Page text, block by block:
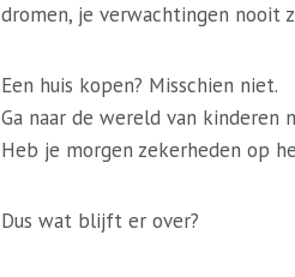
dromen, je verwachtingen nooit
Een huis kopen? Misschien niet.
Ga naar de wereld van kinderen
Heb je morgen zekerheden op
Dus wat blijft er over?